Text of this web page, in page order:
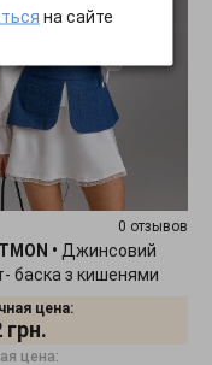
0 отзывов
• Джинсовий
баска з кишенями
цена:
грн.
цена:
на сайте